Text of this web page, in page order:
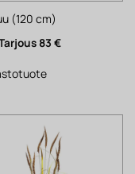
(120 cm)
hinta
€.
83 €Nykyinen